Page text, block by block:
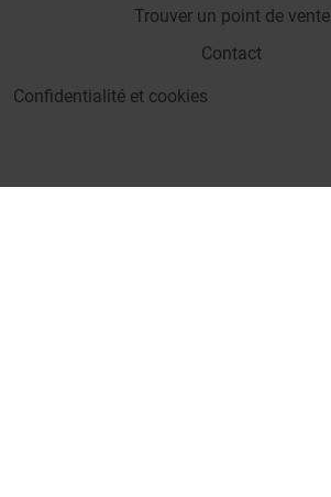
Trouver un point de vente
Contact
Confidentialité et cookies